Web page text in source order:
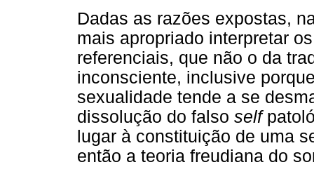
Dadas as razões expostas,
mais apropriado interpretar
referenciais, que não o da
inconsciente, inclusive
sexualidade tende a se
dissolução do falso self
lugar à constituição de uma
então a teoria freudiana do